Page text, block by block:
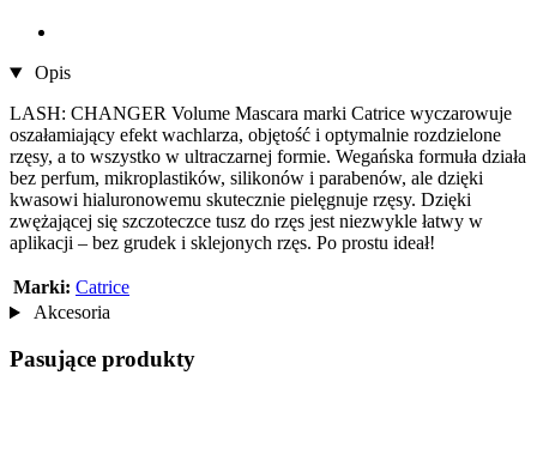
Opis
LASH: CHANGER Volume Mascara marki Catrice wyczarowuje
oszałamiający efekt wachlarza, objętość i optymalnie rozdzielone
rzęsy, a to wszystko w ultraczarnej formie. Wegańska formuła działa
bez perfum, mikroplastików, silikonów i parabenów, ale dzięki
kwasowi hialuronowemu skutecznie pielęgnuje rzęsy. Dzięki
zwężającej się szczoteczce tusz do rzęs jest niezwykle łatwy w
aplikacji – bez grudek i sklejonych rzęs. Po prostu ideał!
Marki: Catrice
Akcesoria
Pasujące produkty